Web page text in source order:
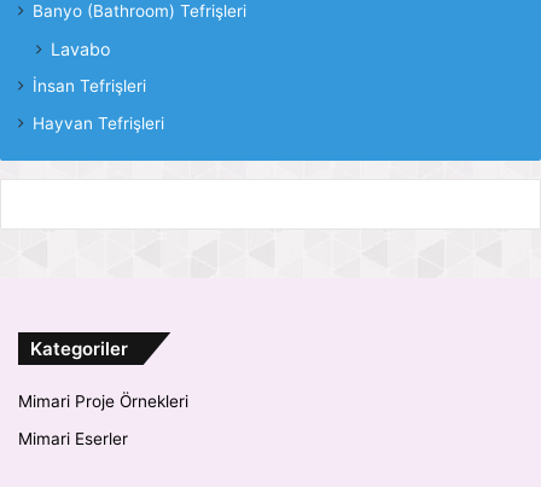
Banyo (Bathroom) Tefrişleri
Lavabo
İnsan Tefrişleri
Hayvan Tefrişleri
Kategoriler
Mimari Proje Örnekleri
Mimari Eserler